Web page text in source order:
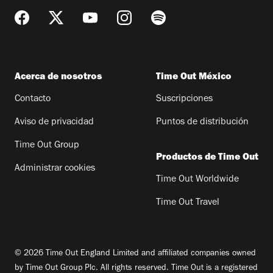
Acerca de nosotros
Contacto
Aviso de privacidad
Time Out Group
Administrar cookies
Time Out México
Suscripciones
Puntos de distribución
Productos de Time Out
Time Out Worldwide
Time Out Travel
© 2026 Time Out England Limited and affiliated companies owned
by Time Out Group Plc. All rights reserved. Time Out is a registered